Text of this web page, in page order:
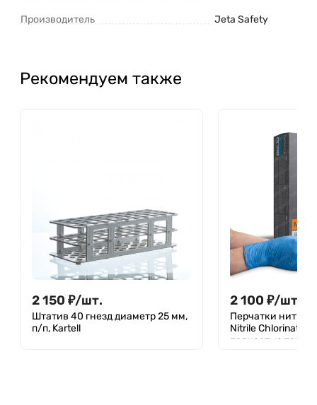
Производитель Jeta Safety
Рекомендуем также
2 150 ₽/шт.
Штатив 40 гнезд диаметр 25 мм,
п/п, Kartell
2 100 ₽/шт.
Перчатки
Nitrile
полностью